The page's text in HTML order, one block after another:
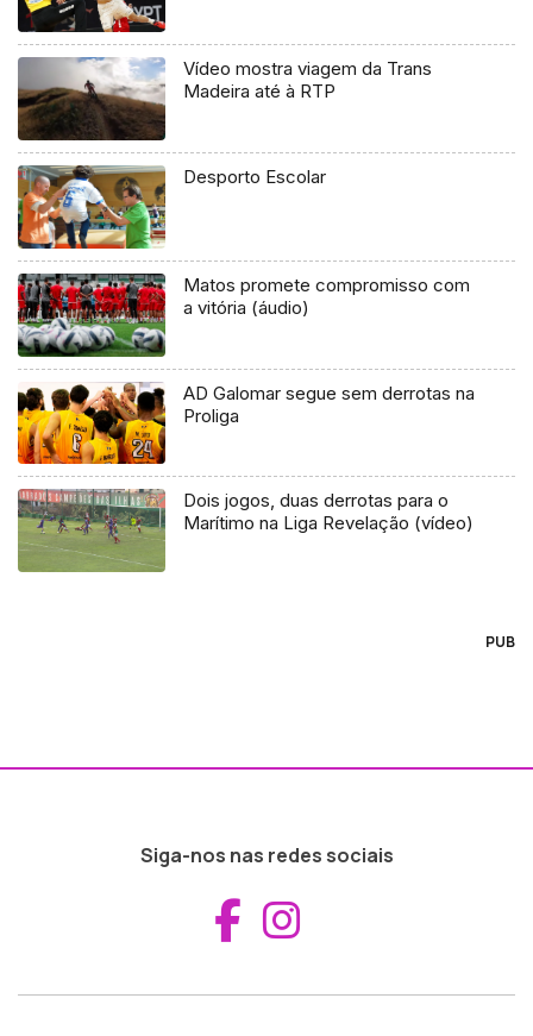
Vídeo mostra viagem da Trans
Madeira até à RTP
Desporto Escolar
Matos promete compromisso com
a vitória (áudio)
AD Galomar segue sem derrotas na
Proliga
Dois jogos, duas derrotas para o
Marítimo na Liga Revelação (vídeo)
PUB
Siga-nos nas redes sociais
Aceder ao